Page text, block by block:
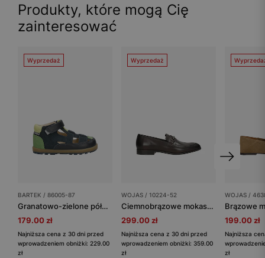
Produkty, które mogą Cię
zainteresować
Wyprzedaż
BARTEK / 86005-87
Granatowo-zielone półbuty dziecięce z wycięciami BARTEK 86005-87
179.00 zł
Najniższa cena z 30 dni przed
wprowadzeniem obniżki: 229.00
zł
Wyprzedaż
WOJAS / 10224-52
Ciemnobrązowe mokasyny męskie z metalową ozdobą
299.00 zł
Najniższa cena z 30 dni przed
wprowadzeniem obniżki: 359.00
zł
WOJAS /
199.00 zł
Najniższa
zł